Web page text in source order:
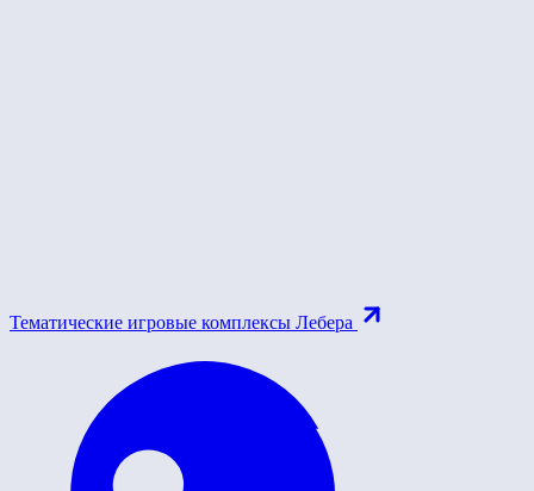
Тематические игровые комплексы Лебера